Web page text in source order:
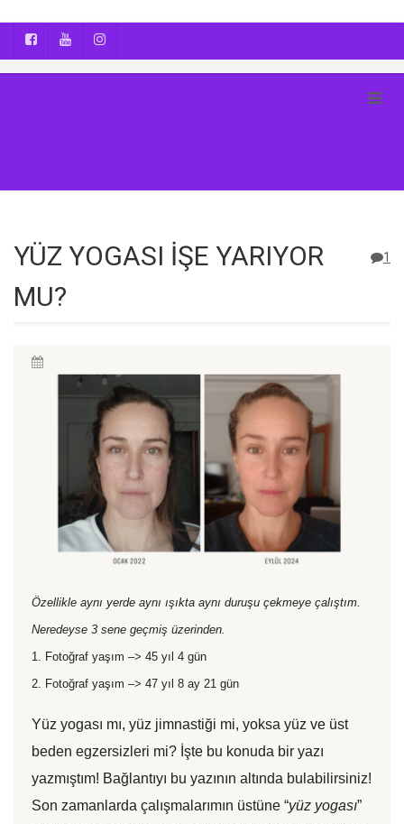
1
YÜZ YOGASI İŞE YARIYOR
MU?
Özellikle aynı yerde aynı ışıkta aynı duruşu çekmeye çalıştım.
Neredeyse 3 sene geçmiş üzerinden.
1. Fotoğraf yaşım –> 45 yıl 4 gün
2. Fotoğraf yaşım –> 47 yıl 8 ay 21 gün
Yüz yogası mı, yüz jimnastiği mi, yoksa yüz ve üst
beden egzersizleri mi? İşte bu konuda bir yazı
yazmıştım! Bağlantıyı bu yazının altında bulabilirsiniz!
Son zamanlarda çalışmalarımın üstüne “yüz yogası”